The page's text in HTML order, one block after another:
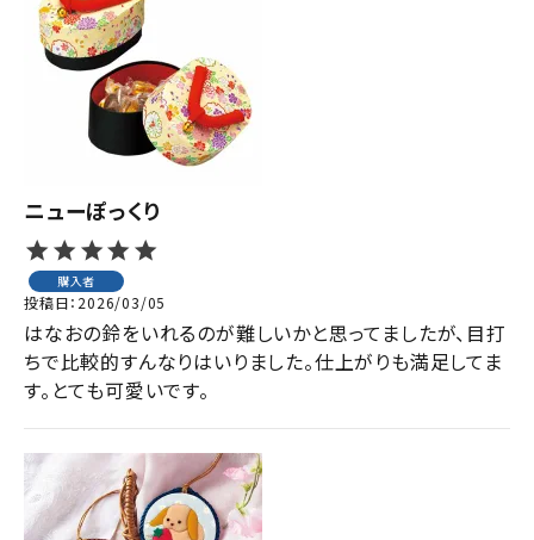
診断チャート
ジャンルで選ぶ
レビューを見る
コーポレートサイト
実店舗案内
デイサービス／
介護施設関係の方へ
最新のチラシはこちら
お問い合わせ
ACCOUNT MENU
ようこそ ゲスト 様
ニューぽっくり
購入者
投稿日 2026/03/05
はなおの鈴をいれるのが難しいかと思ってましたが、目打
ちで比較的すんなりはいりました。仕上がりも満足してま
す。とても可愛いです。